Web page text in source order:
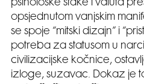
psihološke štake i valuta
opsjednutom vanjskim
se spoje “mitski dizajn” i
potreba za statusom u
civilizacijske kočnice,
izloge, suzavac. Dokaz je